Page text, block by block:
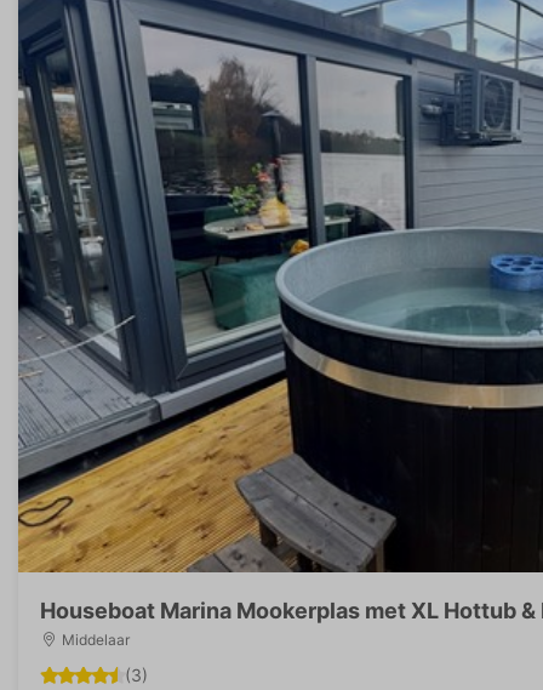
Houseboat Marina Mookerplas met XL Hottub
Middelaar
(3)